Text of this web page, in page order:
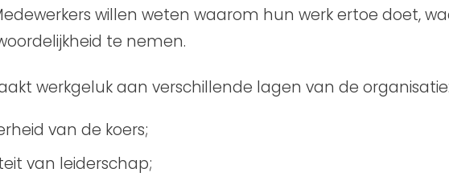
willen weten waarom hun werk ertoe doet,
te nemen.
werkgeluk aan verschillende lagen van de organisatie:
van de koers;
van leiderschap;